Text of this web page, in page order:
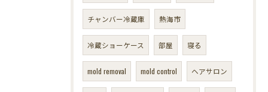
チャンバー冷蔵庫 熱海市
冷蔵ショーケース 部屋 寝る
mold removal mold control ヘアサロン